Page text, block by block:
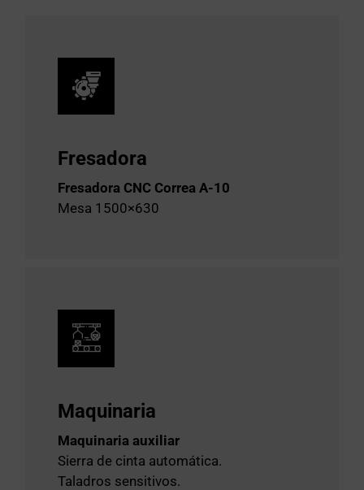
Fresadora
Fresadora CNC Correa A-10
Mesa 1500×630
Maquinaria
Maquinaria auxiliar
Sierra de cinta automática.
Taladros sensitivos.